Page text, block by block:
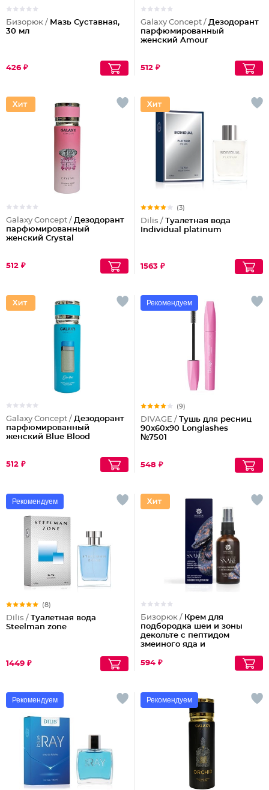
Бизорюк / Мазь Суставная,
30 мл
426 ₽
Galaxy Concept / Дезодорант
парфюмированный
женский Amour
512 ₽
Galaxy Concept / Дезодорант
парфюмированный
женский Crystal
512 ₽
(3)
Dilis / Туалетная вода
Individual platinum
1563 ₽
Galaxy Concept / Дезодорант
парфюмированный
женский Blue Blood
512 ₽
Рекомендуем
(9)
DIVAGE / Тушь для ресниц
90x60x90 Longlashes
№7501
548 ₽
Рекомендуем
(8)
Dilis / Туалетная вода
Steelman zone
1449 ₽
Бизорюк / Крем для
подбородка шеи и зоны
декольте с пептидом
змеиного яда и
594 ₽
Рекомендуем Рекомендуем